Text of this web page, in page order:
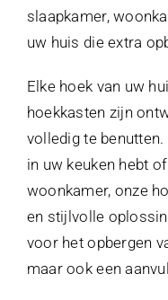
slaapkamer,
uw huis die extra
Elke hoek van uw
hoekkasten zijn
volledig te
in uw keuken hebt
woonkamer, onze
en stijlvolle
voor het opbergen
maar ook een